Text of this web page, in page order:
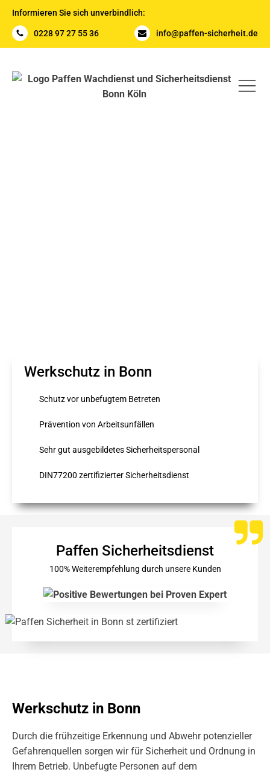
Informieren Sie sich unverbindlich:
0228 97 27 55 36 info@paffen-sicherheit.de
Werkschutz in Bonn
Schutz vor unbefugtem Betreten
Prävention von Arbeitsunfällen
Sehr gut ausgebildetes Sicherheitspersonal
DIN77200 zertifizierter Sicherheitsdienst
Paffen Sicherheitsdienst
100% Weiterempfehlung durch unsere Kunden
Werkschutz in Bonn
Durch die frühzeitige Erkennung und Abwehr potenzieller
Gefahrenquellen sorgen wir für Sicherheit und Ordnung in
Ihrem Betrieb. Unbefugte Personen auf dem